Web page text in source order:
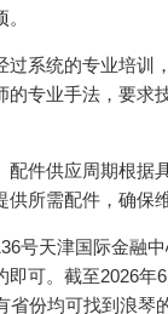
系统的专业培训
专业手法，要求
件供应周期根据
所需配件，确保
号天津国际金融
可。截至2026
省份均可找到浪